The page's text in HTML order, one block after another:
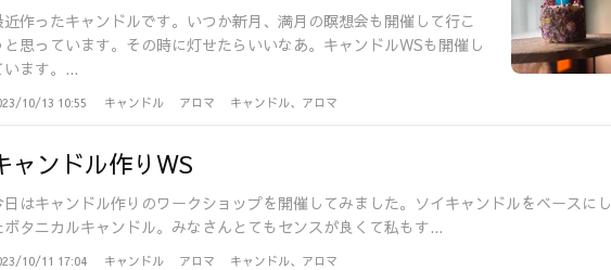
近作ったキャンドルです。いつか新月、満月の瞑想会も開催して行こ
と思っています。その時に灯せたらいいなあ。キャンドルWSも開催し
います。...
10/13 10:55 キャンドル アロマ キャンドル、アロマ
ャンドル作りWS
日はキャンドル作りのワークショップを開催してみました。ソイキャンドルをベースにし
ボタニカルキャンドル。みなさんとてもセンスが良くて私もす...
10/11 17:04 キャンドル アロマ キャンドル、アロマ